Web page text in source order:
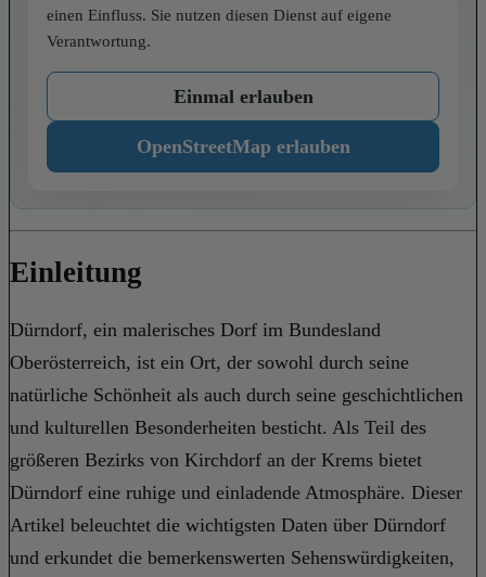
einen Einfluss. Sie nutzen diesen Dienst auf eigene
Verantwortung.
Einmal erlauben
OpenStreetMap erlauben
Einleitung
Dürndorf, ein malerisches Dorf im Bundesland
Oberösterreich, ist ein Ort, der sowohl durch seine
natürliche Schönheit als auch durch seine geschichtlichen
und kulturellen Besonderheiten besticht. Als Teil des
größeren Bezirks von Kirchdorf an der Krems bietet
Dürndorf eine ruhige und einladende Atmosphäre. Dieser
Artikel beleuchtet die wichtigsten Daten über Dürndorf
und erkundet die bemerkenswerten Sehenswürdigkeiten,